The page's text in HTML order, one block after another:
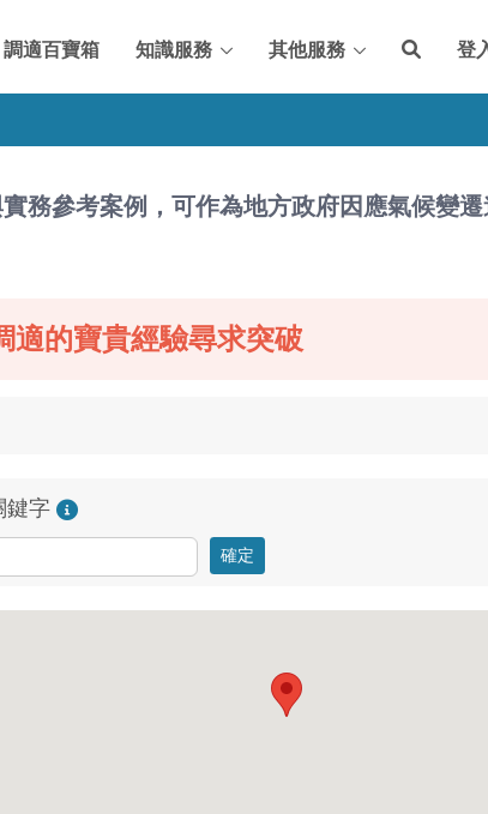
調適百寶箱 知識服務 其他服務 登
務參考案例，可作為地方政府因應氣候變
適的寶貴經驗尋求突破
鍵字